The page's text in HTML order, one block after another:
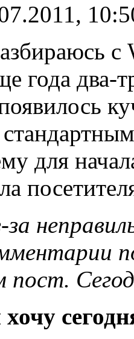
с
года два-
для
за